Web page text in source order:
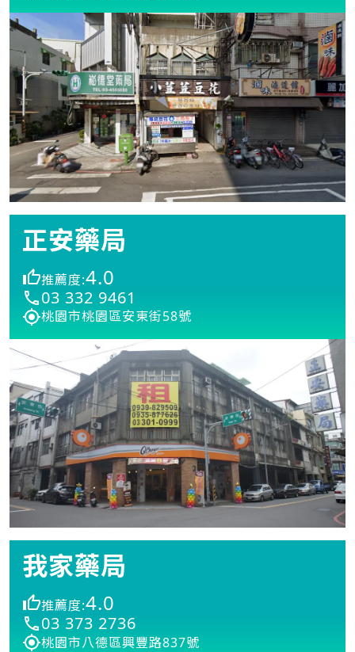
正安藥局
推薦度:4.0
03 332 9461
桃園市桃園區安東街58號
我家藥局
推薦度:4.0
03 373 2736
桃園市八德區興豐路837號